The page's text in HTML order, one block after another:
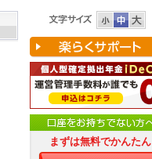
まずは無料でかんたん